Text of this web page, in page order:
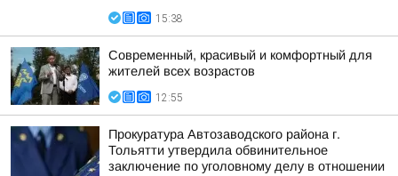
15:38
Современный, красивый и комфортный для
жителей всех возрастов
12:55
Прокуратура Автозаводского района г.
Тольятти утвердила обвинительное
заключение по уголовному делу в отношении